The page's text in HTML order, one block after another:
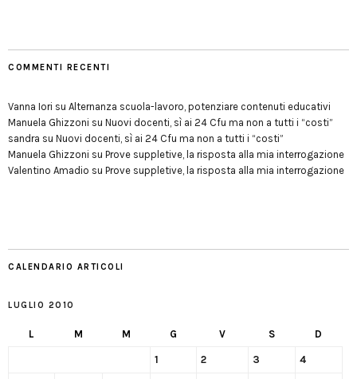
COMMENTI RECENTI
Vanna Iori su Alternanza scuola-lavoro, potenziare contenuti educativi
Manuela Ghizzoni su Nuovi docenti, sì ai 24 Cfu ma non a tutti i “costi”
sandra su Nuovi docenti, sì ai 24 Cfu ma non a tutti i “costi”
Manuela Ghizzoni su Prove suppletive, la risposta alla mia interrogazione
Valentino Amadio su Prove suppletive, la risposta alla mia interrogazione
CALENDARIO ARTICOLI
LUGLIO 2010
L M M G V S D
1 2 3 4